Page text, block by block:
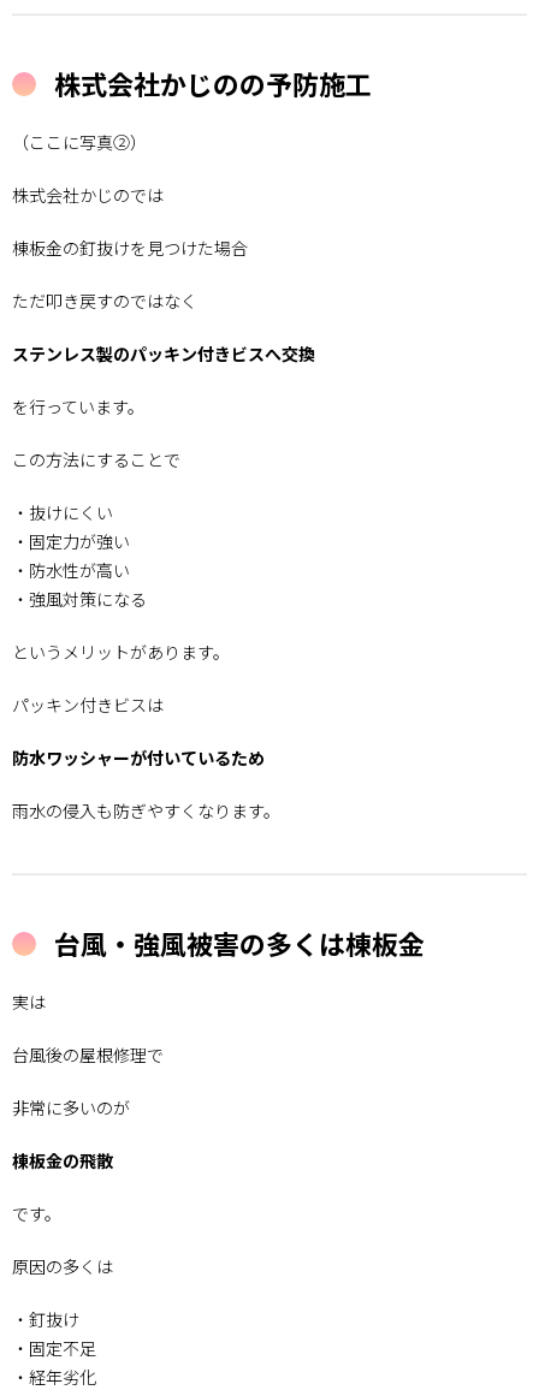
株式会社かじのの予防施工
（ここに写真②）
株式会社かじのでは
棟板金の釘抜けを見つけた場合
ただ叩き戻すのではなく
ステンレス製のパッキン付きビスへ交換
を行っています。
この方法にすることで
・抜けにくい
・固定力が強い
・防水性が高い
・強風対策になる
というメリットがあります。
パッキン付きビスは
防水ワッシャーが付いているため
雨水の侵入も防ぎやすくなります。
台風・強風被害の多くは棟板金
実は
台風後の屋根修理で
非常に多いのが
棟板金の飛散
です。
原因の多くは
・釘抜け
・固定不足
・経年劣化